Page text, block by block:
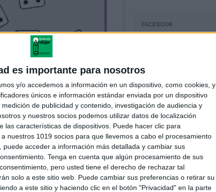
es importante para nosotros
y/o accedemos a información en un dispositivo, como cookies, y
únicos e información estándar enviada por un dispositivo
de publicidad y contenido, investigación de audiencia y
y nuestros socios podemos utilizar datos de localización
las características de dispositivos. Puede hacer clic para
nuestros 1019 socios para que llevemos a cabo el procesamiento
acceder a información más detallada y cambiar sus
Tenga en cuenta que algún procesamiento de sus
pero usted tiene el derecho de rechazar tal
solo a este sitio web. Puede cambiar sus preferencias o retirar su
a este sitio y haciendo clic en el botón "Privacidad" en la parte
FACEBOOK